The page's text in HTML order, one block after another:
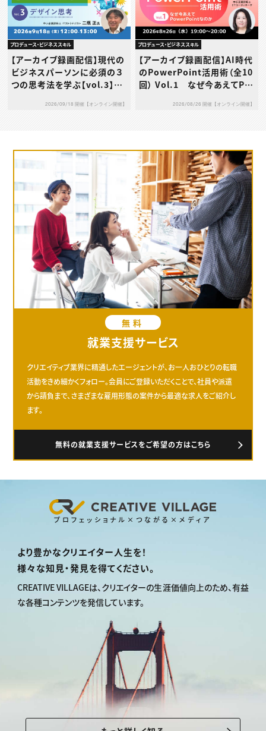
プロデュース・ビジネススキル
【アーカイブ録画配信】現代の
ビジネスパーソンに必須の３
つの思考法を学ぶ【vol.3】デ
2026/09/18 開催【オンライン開催】
プロデュース・ビジネススキル
【アーカイブ録画配信】AI時代
のPowerPoint活用術（全10
回） Vol.1 なぜ今あえてPo
2026/08/26 開催【オンライン開催】
無料
就業支援サービス
クリエイティブ業界に精通したエージェントが、お一人おひとりの転職
活動をきめ細かくフォロー。会員にご登録いただくことで、社員や派遣
から請負まで、さまざまな雇用形態の案件から最適な求人をご紹介し
ます。
無料の就業支援サービスをご希望の方はこちら
プロフェッショナル×つながる×メディア
より豊かなクリエイター人生を！
様々な知見・発見を得てください。
CREATIVE VILLAGEは、クリエイターの生涯価値向上のため、有益
な各種コンテンツを発信しています。